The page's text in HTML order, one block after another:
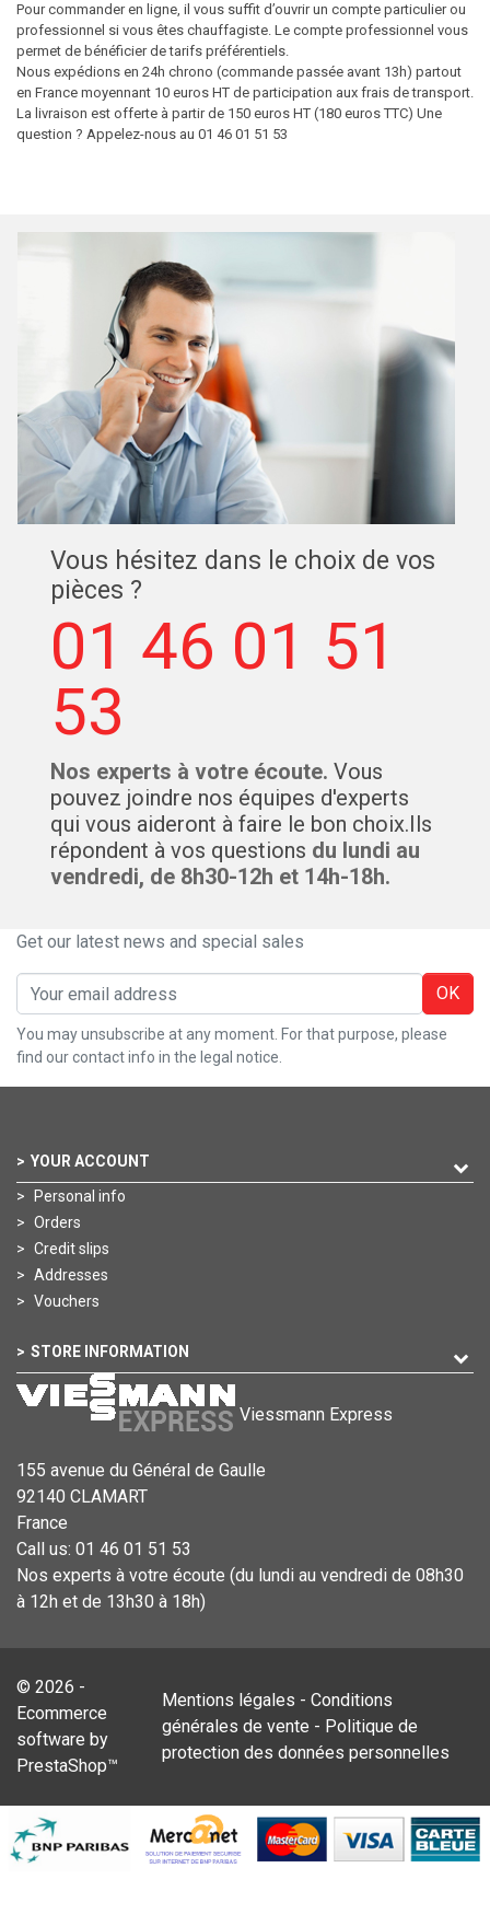
Pour commander en ligne, il vous suffit d’ouvrir un compte particulier ou
professionnel si vous êtes chauffagiste. Le compte professionnel vous
permet de bénéficier de tarifs préférentiels.
Nous expédions en 24h chrono (commande passée avant 13h) partout
en France moyennant 10 euros HT de participation aux frais de transport.
La livraison est offerte à partir de 150 euros HT (180 euros TTC) Une
question ? Appelez-nous au 01 46 01 51 53
Vous hésitez dans le choix de vos
pièces ?
01 46 01 51
53
Nos experts à votre écoute. Vous
pouvez joindre nos équipes d'experts
qui vous aideront à faire le bon choix.Ils
répondent à vos questions du lundi au
vendredi, de 8h30-12h et 14h-18h.
Get our latest news and special sales
OK
You may unsubscribe at any moment. For that purpose, please
find our contact info in the legal notice.
YOUR ACCOUNT
Personal info
Orders
Credit slips
Addresses
Vouchers
STORE INFORMATION
Viessmann Express
155 avenue du Général de Gaulle
92140 CLAMART
France
Call us: 01 46 01 51 53
Nos experts à votre écoute (du lundi au vendredi de 08h30
à 12h et de 13h30 à 18h)
© 2026 -
Ecommerce
software by
PrestaShop™
Mentions légales -Conditions
générales de vente - Politique de
protection des données personnelles